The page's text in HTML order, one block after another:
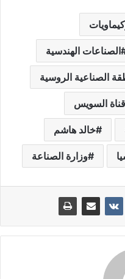
الصناعات الهندسية
الصناعية الروسية
السويس
خالد هاشم
وزارة الصناعة